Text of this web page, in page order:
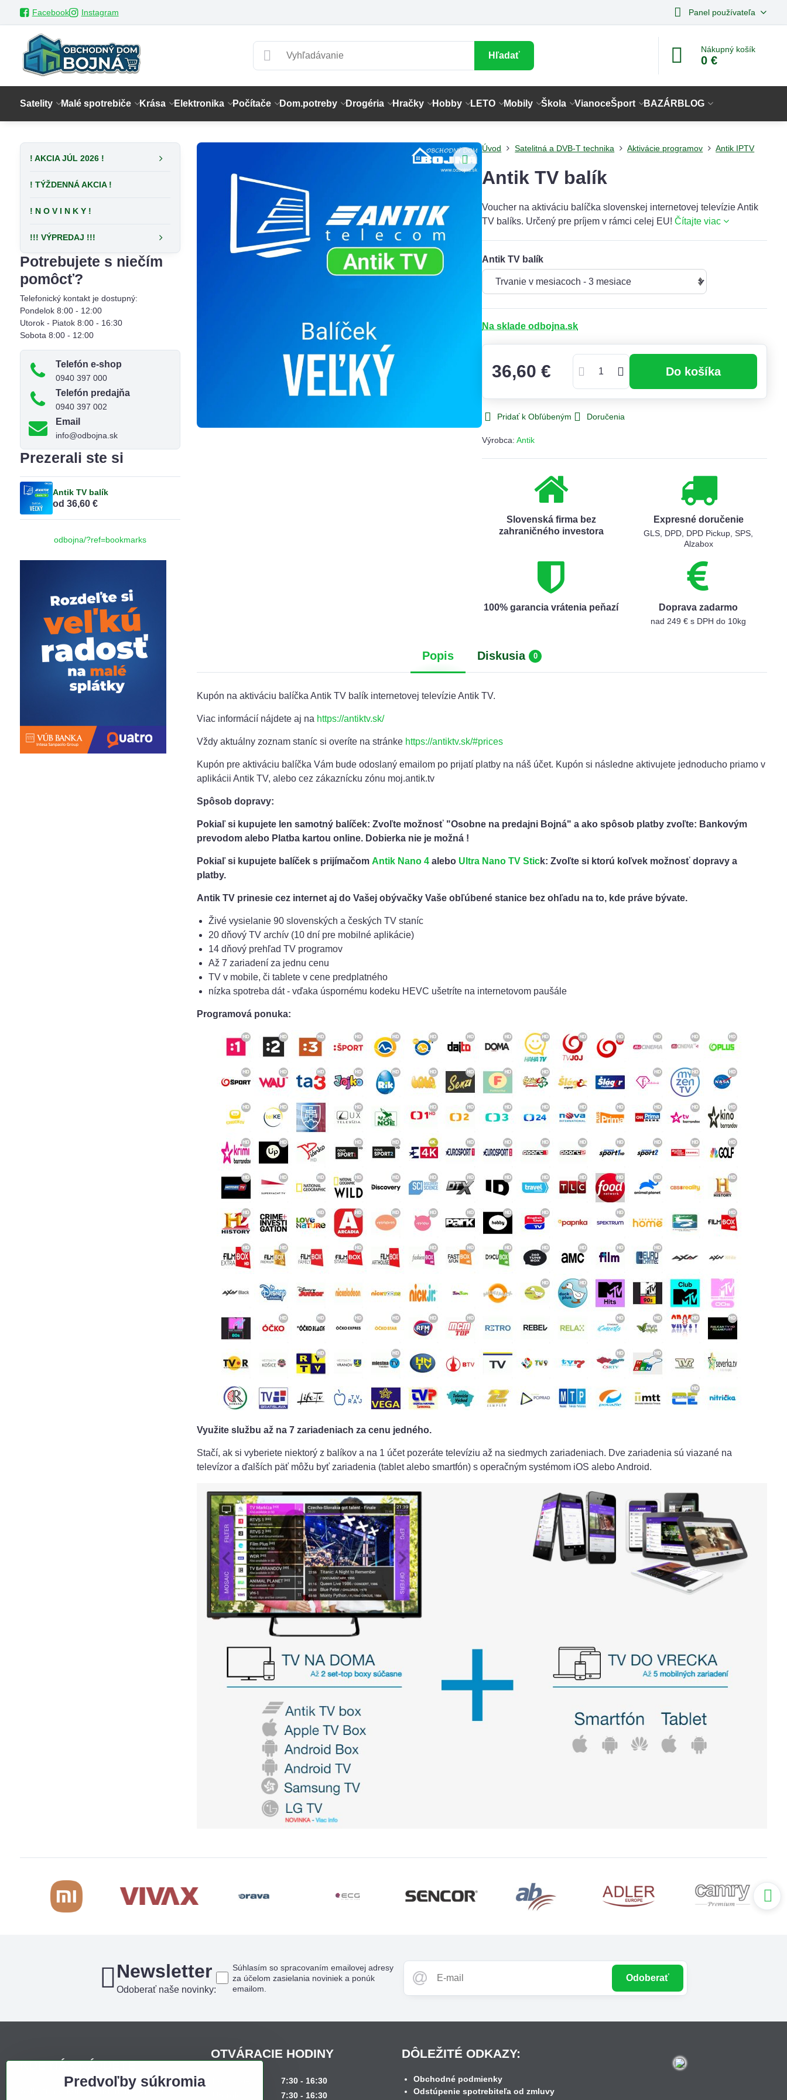
Facebook Instagram Panel používateľa
Hľadať
Nákupný košík
0 €
Satelity Malé spotrebiče Krása Elektronika Počítače Dom.potreby Drogéria Hračky Hobby LETO Mobily Škola VianoceŠport BAZÁR BLOG
Úvod Satelitná a DVB-T technika Aktivácie programov Antik IPTV
Antik TV balík
Voucher na aktiváciu balíčka slovenskej internetovej televízie Antik
TV balíks. Určený pre príjem v rámci celej EU!Čítajte viac
Antik TV balík
Na sklade odbojna.sk
36,60 € Do košíka
Pridať k Obľúbeným Doručenia
Výrobca:Antik
Slovenská firma bez
zahraničného investora
Expresné doručenie
GLS, DPD, DPD Pickup, SPS,
Alzabox
100% garancia vrátenia peňazí Doprava zadarmo
nad 249 € s DPH do 10kg
Popis Diskusia 0
Kupón na aktiváciu balíčka Antik TV balík internetovej televízie Antik TV.
Viac informácií nájdete aj na https://antiktv.sk/
Vždy aktuálny zoznam staníc si overíte na stránke https://antiktv.sk/#prices
Kupón pre aktiváciu balíčka Vám bude odoslaný emailom po prijatí platby na náš účet. Kupón si následne aktivujete jednoducho priamo v
aplikácii Antik TV, alebo cez zákaznícku zónu moj.antik.tv
Spôsob dopravy:
Pokiaľ si kupujete len samotný balíček: Zvoľte možnosť "Osobne na predajni Bojná" a ako spôsob platby zvoľte: Bankovým
prevodom alebo Platba kartou online. Dobierka nie je možná !
Pokiaľ si kupujete balíček s prijímačomAntik Nano 4 alebo Ultra Nano TV Stick: Zvoľte si ktorú koľvek možnosť dopravy a
platby.
Antik TV prinesie cez internet aj do Vašej obývačky Vaše obľúbené stanice bez ohľadu na to, kde práve bývate.
Živé vysielanie 90 slovenských a českých TV staníc
20 dňový TV archív (10 dní pre mobilné aplikácie)
14 dňový prehľad TV programov
Až 7 zariadení za jednu cenu
TV v mobile, či tablete v cene predplatného
nízka spotreba dát - vďaka úspornému kodeku HEVC ušetríte na internetovom paušále
Programová ponuka:
Využite službu až na 7 zariadeniach za cenu jedného.
Stačí, ak si vyberiete niektorý z balíkov a na 1 účet pozeráte televíziu až na siedmych zariadeniach. Dve zariadenia sú viazané na
televízor a ďalších päť môžu byť zariadenia (tablet alebo smartfón) s operačným systémom iOS alebo Android.
! AKCIA JÚL 2026 !
! TÝŽDENNÁ AKCIA !
! N O V I N K Y !
!!! VÝPREDAJ !!!
Potrebujete s niečím
pomôcť?
Telefonický kontakt je dostupný:
Pondelok 8:00 - 12:00
Utorok - Piatok 8:00 - 16:30
Sobota 8:00 - 12:00
Telefón e-shop
0940 397 000
Telefón predajňa
0940 397 002
Email
info@odbojna.sk
Prezerali ste si
Antik TV balík
od 36,60 €
odbojna/?ref=bookmarks
Newsletter
Odoberať naše novinky:
Odoberať
Súhlasím so spracovaním emailovej adresy
za účelom zasielania noviniek a ponúk
emailom.
KDE NÁS NÁJDETE
Sídlo firmy, korešpondenčná adresa,
OTVÁRACIE HODINY
7:30 - 16:30
7:30 - 16:30
DÔLEŽITÉ ODKAZY:
Obchodné podmienky
Odstúpenie spotrebiteľa od zmluvy
Predvoľby súkromia